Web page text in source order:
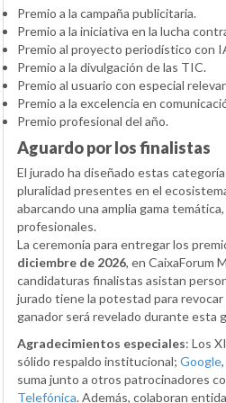
Premio a la campaña publicitaria.
Premio a la iniciativa en la lucha
Premio al proyecto periodístico con
Premio a la divulgación de las TIC.
Premio al usuario con especial
Premio a la excelencia en
Premio profesional del año.
Aguardo por los finalistas
El jurado ha diseñado estas
pluralidad presentes en el
abarcando una amplia gama
profesionales.
La ceremonia para entregar los
diciembre de 2026, en CaixaForum
candidaturas finalistas asistan
jurado tiene la potestad para revocar
ganador será revelado durante esta
Agradecimientos especiales: Los
sólido respaldo institucional; Google
suma junto a otros patrocinadores
Telefónica. Además, colaboran